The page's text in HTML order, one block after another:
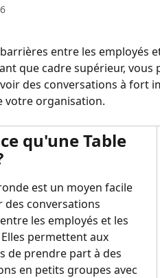
entre les employés
que cadre supérieur,
des conversations à fort
votre organisation.
qu'une Table
est un moyen facile
des conversations
les employés et les
permettent aux
de prendre part à des
en petits groupes avec